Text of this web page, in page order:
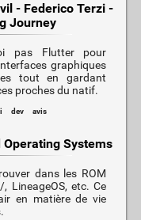
- Federico Terzi -
Journey
pas Flutter pour
graphiques
tout en gardant
proches du natif.
dev avis
Systems
dans les ROM
LineageOS, etc. Ce
en matière de vie